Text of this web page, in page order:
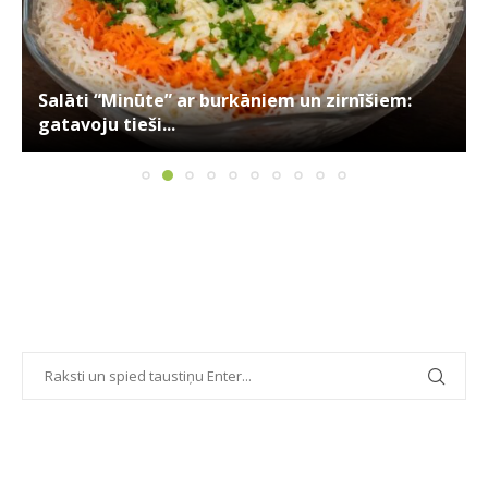
Salāti “Minūte” ar burkāniem un zirnīšiem:
gatavoju tieši...